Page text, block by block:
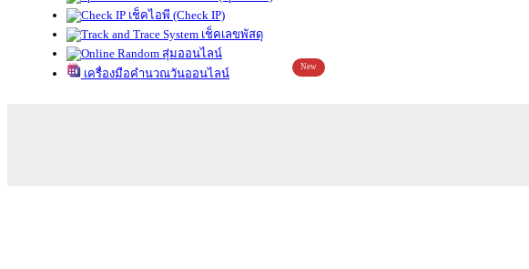
เช็คไอพี (Check IP)
เช็คเลขพัสดุ
สุ่มออนไลน์
เครื่องมือคำนวณวันออนไลน์
New